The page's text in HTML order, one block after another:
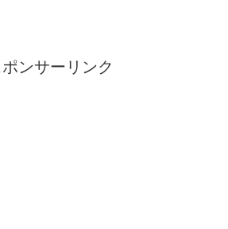
ポンサーリンク